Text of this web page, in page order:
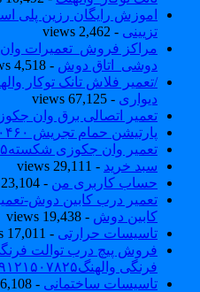
اموزش رایگان رزین پلی
تزیینی- 2,462 views
مراکز فروش_تعمیرات
دوشی_اتاق دوش- 4,518 views
/تعمیر فلاش تانک توکار
دیواری - 67,125 views
تعمیر اتصالی برق وان جکوزی۰۹۱۲۱۵۰۷۸۲۵
پارتیشن حمام تجریش ۲۲۴۲۰۴۶۰
تعمیر وان جکوزی شکسته۰۹۱۲۱۵۰۷۸۲۵
سبد خرید - 29,111 views
حساب کاربری من- 23,104 views
تعمیر درب کابین دوش-
کابین دوش- 19,438 views
تاسیسات حرارتی- 17,011 views
فروش پیچ درب توالت
فرنگی والهنگ۰۹۱۲۱۵۰۷۸۲۵
تاسیسات ساختمانی- 16,108 views